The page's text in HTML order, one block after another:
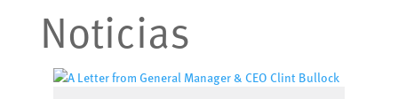
Noticias